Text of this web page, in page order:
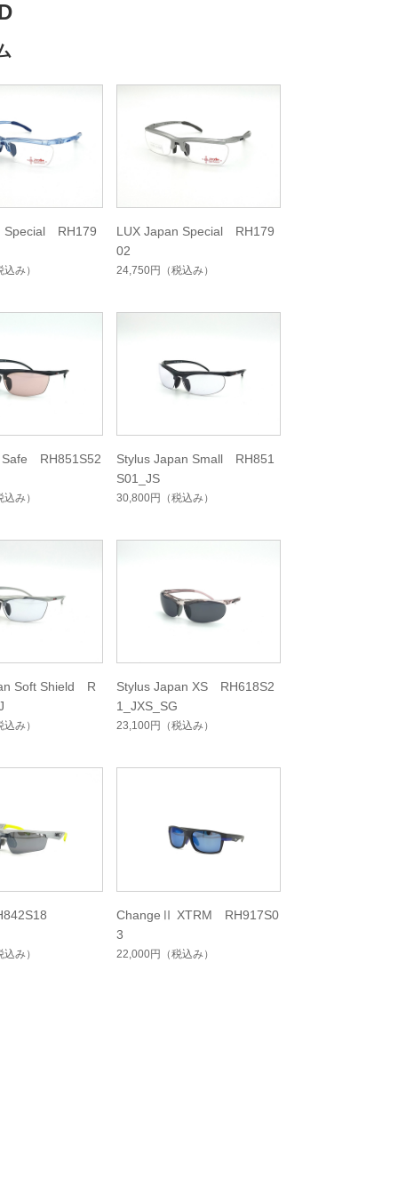
Special RH179
み）
LUX Japan Special RH179
02
24,750円 （税込み）
Safe RH851S52
み）
Stylus Japan Small RH851
S01_JS
30,800円 （税込み）
Soft Shield R
み）
Stylus Japan XS RH618S2
1_JXS_SG
23,100円 （税込み）
み）
ChangeⅡ XTRM RH917S0
3
22,000円 （税込み）